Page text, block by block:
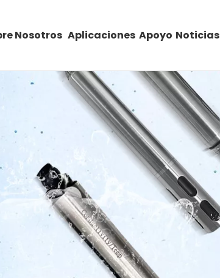
Nosotros Aplicaciones Apoyo Noticias